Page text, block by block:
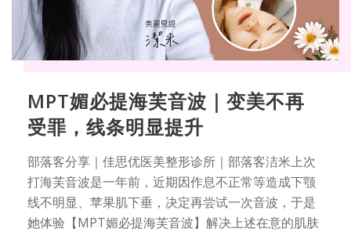
MPT媚必提海芙音波｜变美不再
受罪，线条明显提升
部落客分享｜佳思优医美整形诊所｜部落客洁米上次
打海芙音波是一年前，近期因作息不正常等造成下颚
线不明显、苹果肌下垂，决定再尝试一次音波，于是
她体验【MPT媚必提海芙音波】解决上述在意的肌肤